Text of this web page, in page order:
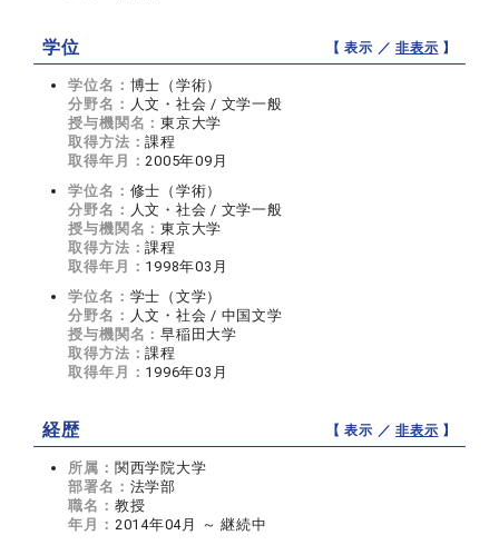
学位 【 表示 ／非表示 】
学位名： 博士（学術）
分野名： 人文・社会 / 文学一般
授与機関名：東京大学
取得方法：課程
取得年月：2005年09月
学位名： 修士（学術）
分野名： 人文・社会 / 文学一般
授与機関名：東京大学
取得方法：課程
取得年月： 1998年03月
学位名： 学士（文学）
分野名： 人文・社会 / 中国文学
授与機関名：早稲田大学
取得方法：課程
取得年月： 1996年03月
経歴 【 表示 ／非表示 】
所属： 関西学院大学
部署名： 法学部
職名： 教授
年月： 2014年04月 ～ 継続中